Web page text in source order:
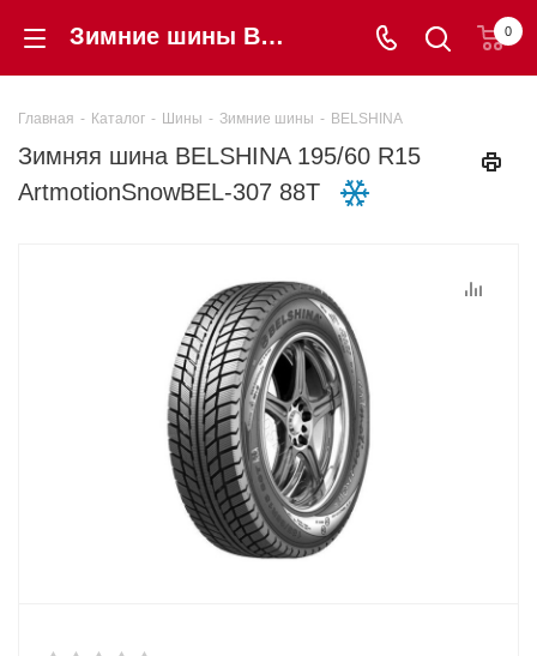
Зимние шины BELSHINA 195/60 R15 ArtmotionSnowBEL-307 88T купить в интернет-магазине Шинторг 0
Главная - Каталог - Шины - Зимние шины - BELSHINA
Зимняя шина BELSHINA 195/60 R15
ArtmotionSnowBEL-307 88T